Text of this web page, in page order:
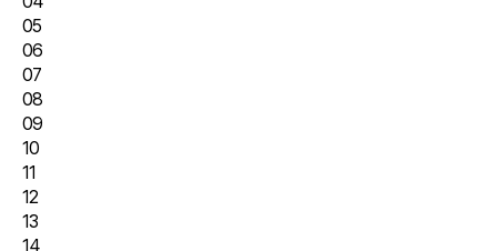
05
06
07
08
09
10
11
12
13
14